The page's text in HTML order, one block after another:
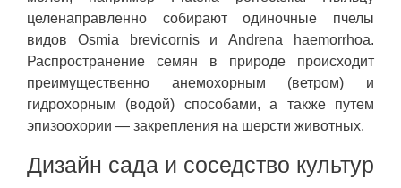
целенаправленно собирают одиночные пчелы
видов Osmia brevicornis и Andrena haemorrhoa.
Распространение семян в природе происходит
преимущественно анемохорным (ветром) и
гидрохорным (водой) способами, а также путем
эпизоохории — закрепления на шерсти животных.
Дизайн сада и соседство культур